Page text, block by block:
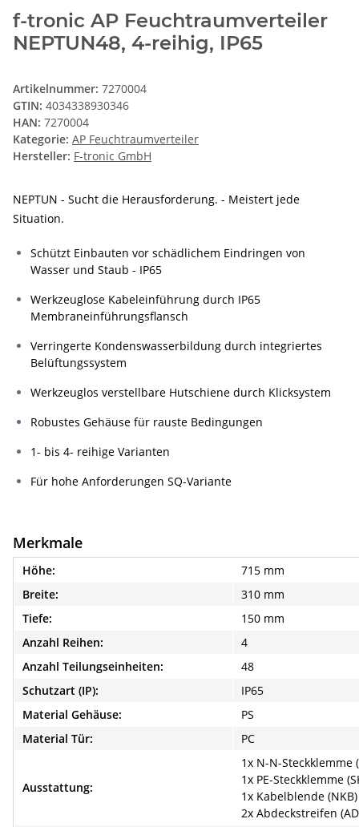
f-tronic AP Feuchtraumverteiler
NEPTUN48, 4-reihig, IP65
Artikelnummer: 7270004
GTIN: 4034338930346
HAN: 7270004
Kategorie: AP Feuchtraumverteiler
Hersteller: F-tronic GmbH
NEPTUN - Sucht die Herausforderung. - Meistert jede
Situation.
Schützt Einbauten vor schädlichem Eindringen von
Wasser und Staub - IP65
Werkzeuglose Kabeleinführung durch IP65
Membraneinführungsflansch
Verringerte Kondenswasserbildung durch integriertes
Belüftungssystem
Werkzeuglos verstellbare Hutschiene durch Klicksystem
Robustes Gehäuse für rauste Bedingungen
1- bis 4- reihige Varianten
Für hohe Anforderungen SQ-Variante
Merkmale
Höhe:
715 mm
Breite:
310 mm
Tiefe:
150 mm
Anzahl Reihen:
4
Anzahl Teilungseinheiten:
48
Schutzart (IP):
IP65
Material Gehäuse:
PS
Material Tür:
PC
Ausstattung:
1x N-N-Steckklemme
1x PE-Steckklemme
1x Kabelblende (NKB)
2x Abdeckstreifen